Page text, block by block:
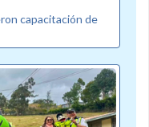
capacitación de